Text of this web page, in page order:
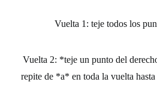
Vuelta 1: teje todos los
Vuelta 2: *teje un punto del
repite de *a* en toda la vuelta